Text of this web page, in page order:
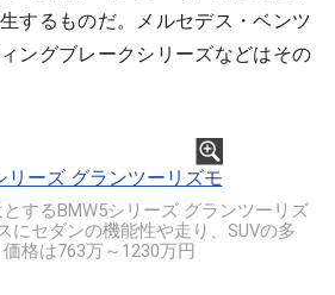
するものだ。メルセデス・ベンツ
ングブレークシリーズなどはその
するBMW5シリーズ グランツーリズ
にセダンの機能性や走り、SUVの多
格は763万～1230万円